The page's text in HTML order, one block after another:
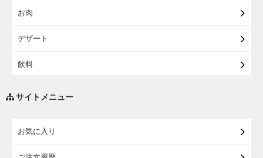
お肉
デザート
飲料
サイトメニュー
お気に入り